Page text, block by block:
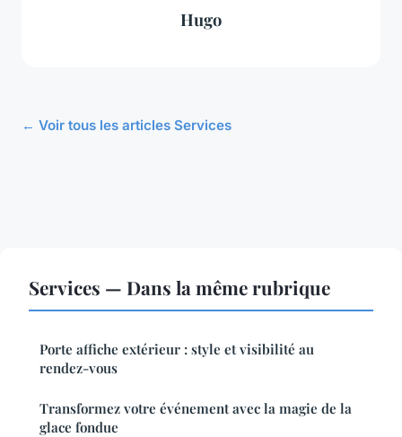
Hugo
← Voir tous les articles Services
Services — Dans la même rubrique
Porte affiche extérieur : style et visibilité au
rendez-vous
Transformez votre événement avec la magie de la
glace fondue